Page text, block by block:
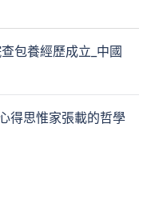
包養經歷成立_中國
得思惟家張載的哲學